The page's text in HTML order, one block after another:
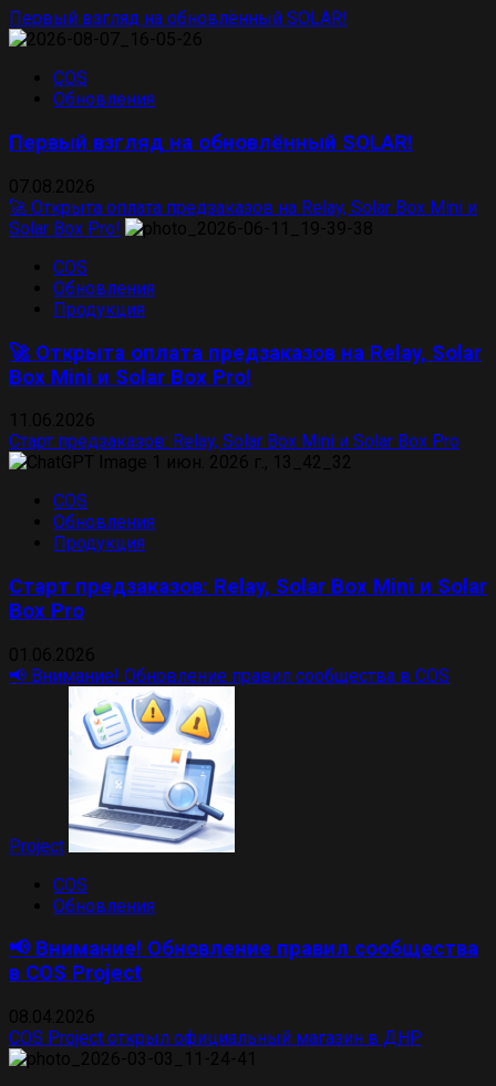
Первый взгляд на обновлённый SOLAR!
COS
Обновления
Первый взгляд на обновлённый SOLAR!
🚀 Открыта оплата предзаказов на Relay, Solar Box Mini и
Solar Box Pro!
COS
Обновления
Продукция
🚀 Открыта оплата предзаказов на Relay, Solar
Box Mini и Solar Box Pro!
Старт предзаказов: Relay, Solar Box Mini и Solar Box Pro
COS
Обновления
Продукция
Старт предзаказов: Relay, Solar Box Mini и Solar
Box Pro
📢 Внимание! Обновление правил сообщества в COS
Project
COS
Обновления
📢 Внимание! Обновление правил сообщества
в COS Project
COS Project открыл официальный магазин в ДНР